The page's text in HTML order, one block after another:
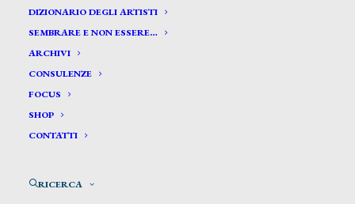
DIZIONARIO DEGLI ARTISTI
SEMBRARE E NON ESSERE…
ARCHIVI
CONSULENZE
FOCUS
SHOP
CONTATTI
RICERCA